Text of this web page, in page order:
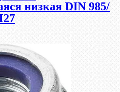
низкая DIN 985/